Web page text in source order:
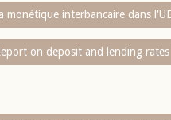
monétique interbancaire dans
on deposit and lending rates